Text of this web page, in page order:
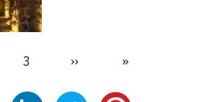
Trang
3
Next
››
Last
»